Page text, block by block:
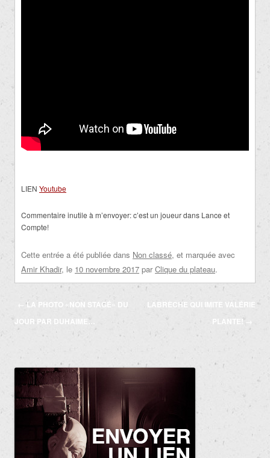
LIEN Youtube
Commentaire inutile à m’envoyer: c’est un joueur dans Lance et
Compte!
Cette entrée a été publiée dans Non classé, et marquée avec
Amir Khadir, le 10 novembre 2017 par Clique du plateau.
Navigation
des
articles
← LA PHOTO «NON STAGÉ» DU
JOUR PAR DUHAIME…
LABRÈCHE QUI IMITE VALÉRIE
PLANTE!